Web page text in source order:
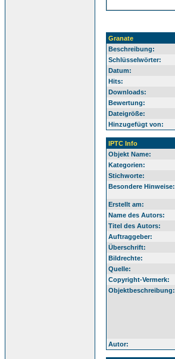
Granate
Beschreibung:
Schlüsselwörter:
Datum:
Hits:
Downloads:
Bewertung:
Dateigröße:
Hinzugefügt von:
IPTC Info
Objekt Name:
Kategorien:
Stichworte:
Besondere Hinweise:
Erstellt am:
Name des Autors:
Titel des Autors:
Auftraggeber:
Überschrift:
Bildrechte:
Quelle:
Copyright-Vermerk:
Objektbeschreibung:
Autor: